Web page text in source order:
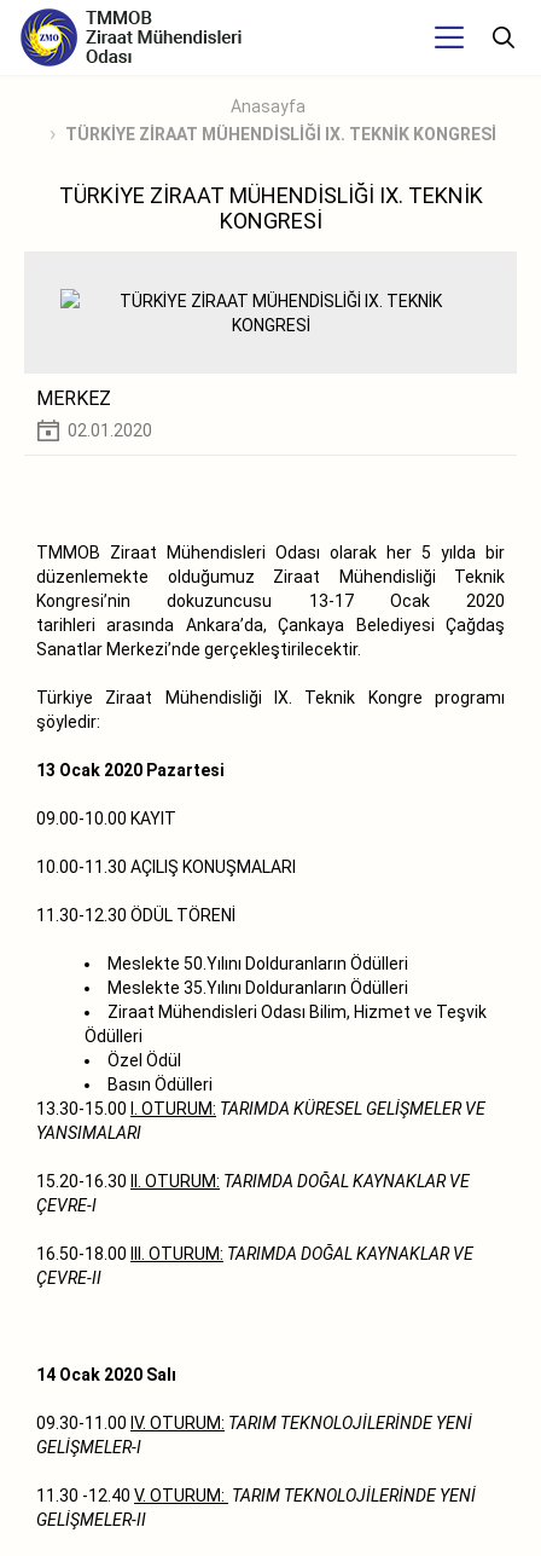
Anasayfa
TÜRKİYE ZİRAAT MÜHENDİSLİĞİ IX. TEKNİK KONGRESİ
TÜRKİYE ZİRAAT MÜHENDİSLİĞİ IX. TEKNİK
KONGRESİ
MERKEZ
02.01.2020
TMMOB Ziraat Mühendisleri Odası olarak her 5 yılda bir
düzenlemekte olduğumuz Ziraat Mühendisliği Teknik
Kongresi’nin dokuzuncusu 13-17 Ocak 2020
tarihleri arasında Ankara’da, Çankaya Belediyesi Çağdaş
Sanatlar Merkezi’nde gerçekleştirilecektir.
Türkiye Ziraat Mühendisliği IX. Teknik Kongre programı
şöyledir:
13 Ocak 2020 Pazartesi
09.00-10.00 KAYIT
10.00-11.30 AÇILIŞ KONUŞMALARI
11.30-12.30 ÖDÜL TÖRENİ
Meslekte 50.Yılını Dolduranların Ödülleri
Meslekte 35.Yılını Dolduranların Ödülleri
Ziraat Mühendisleri Odası Bilim, Hizmet ve Teşvik
Ödülleri
Özel Ödül
Basın Ödülleri
13.30-15.00
I. OTURUM: TARIMDA KÜRESEL GELİŞMELER VE
YANSIMALARI
15.20-16.30 II. OTURUM: TARIMDA DOĞAL KAYNAKLAR VE
ÇEVRE-I
16.50-18.00 III. OTURUM: TARIMDA DOĞAL KAYNAKLAR VE
ÇEVRE-II
14 Ocak 2020 Salı
09.30-11.00 IV. OTURUM: TARIM TEKNOLOJİLERİNDE YENİ
GELİŞMELER-I
11.30 -12.40 V. OTURUM: TARIM TEKNOLOJİLERİNDE YENİ
GELİŞMELER-II